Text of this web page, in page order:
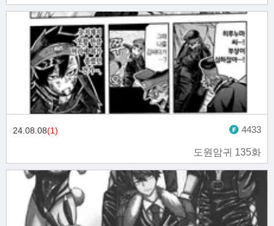
도원암귀 135화
24.08.08(1) 4433